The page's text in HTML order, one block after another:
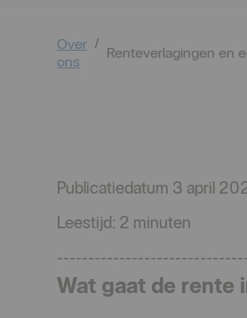
Over
ons
Renteverlagingen en
Publicatiedatum 3 april
Leestijd: 2 minuten
Wat gaat de rente